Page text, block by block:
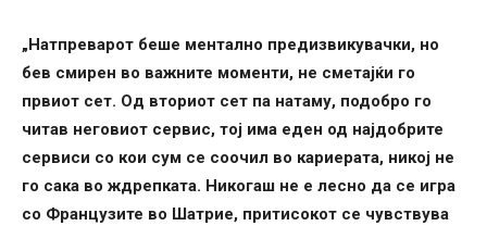
„Натпреварот беше ментално предизвикувачки, но
бев смирен во важните моменти, не сметајќи го
првиот сет. Од вториот сет па натаму, подобро го
читав неговиот сервис, тој има еден од најдобрите
сервиси со кои сум се соочил во кариерата, никој не
го сака во ждрепката. Никогаш не е лесно да се игра
со Французите во Шатрие, притисокот се чувствува